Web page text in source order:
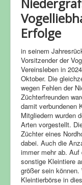
Erfolge
in seinem
Vorsitzender der
Vereinsleben in
Oktober. Die
wegen Fehlen der
Züchterfreunden
damit verbundenen
Mitgliedern wurden
Arten vorgestellt.
Züchter eines
dabei. Auch die
immer mehr ab. Auf
sonstige Kleintiere
größer sein können.
Kleintierbörse in